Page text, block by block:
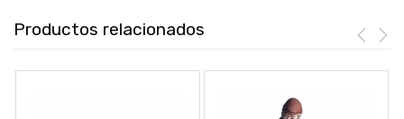
Productos relacionados